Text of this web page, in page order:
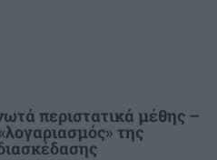
περιστατικά μέθης –
της